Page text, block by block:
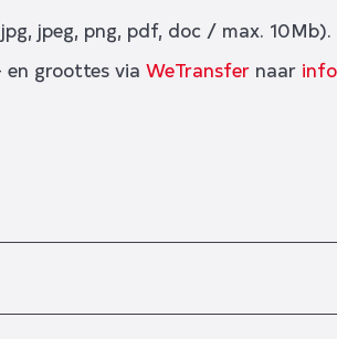
jpeg, png, pdf, doc / max. 10Mb).
groottes via WeTransfer naar